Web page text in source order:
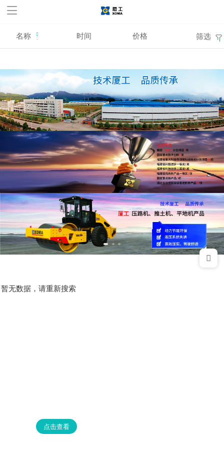
华体会官方网站,华体会
huatihui(中国)
名称 时间 价格 筛选
暂无数据，请重新搜索
点击查看